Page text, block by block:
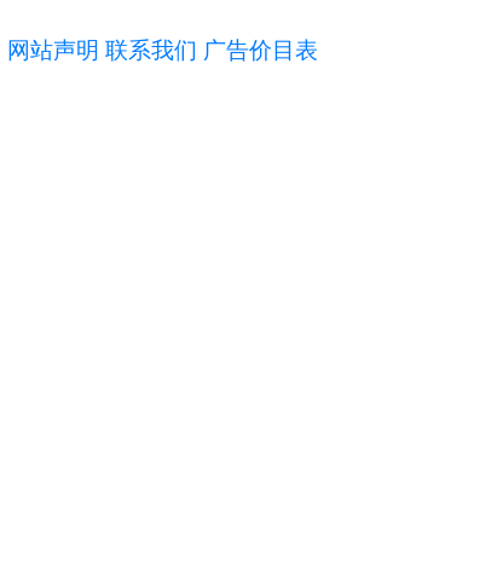
网站声明 联系我们 广告价目表